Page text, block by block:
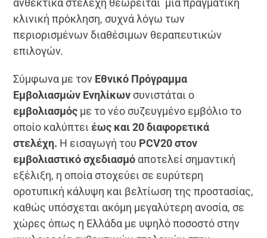
ανθεκτικά στελέχη θεωρείται μια πραγματική
κλινική πρόκληση, συχνά λόγω των
περιορισμένων διαθέσιμων θεραπευτικών
επιλογών.
Σύμφωνα με τον Εθνικό Πρόγραμμα
Εμβολιασμών Ενηλίκων συνιστάται ο
εμβολιασμός με το νέο συζευγμένο εμβόλιο το
οποίο καλύπτει έως και 20 διαφορετικά
στελέχη. Η εισαγωγή του PCV20 στον
εμβολιαστικό σχεδιασμό αποτελεί σημαντική
εξέλιξη, η οποία στοχεύει σε ευρύτερη
οροτυπική κάλυψη και βελτίωση της προστασίας,
καθώς υπόσχεται ακόμη μεγαλύτερη ανοσία, σε
χώρες όπως η Ελλάδα με υψηλό ποσοστό στην